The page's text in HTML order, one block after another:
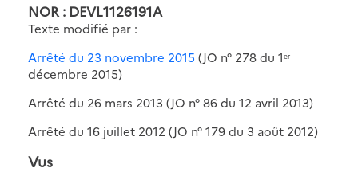
NOR : DEVL1126191A
Texte modifié par :
Arrêté du 23 novembre 2015 (JO n° 278 du 1er
décembre 2015)
Arrêté du 26 mars 2013 (JO n° 86 du 12 avril 2013)
Arrêté du 16 juillet 2012 (JO n° 179 du 3 août 2012)
Vus